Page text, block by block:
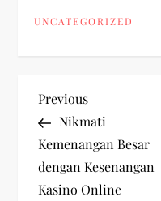
UNCATEGORIZED
P
o
s
Previous
Post
Previous
Nikmati
Kemenangan Besar
dengan Kesenangan
Kasino Online